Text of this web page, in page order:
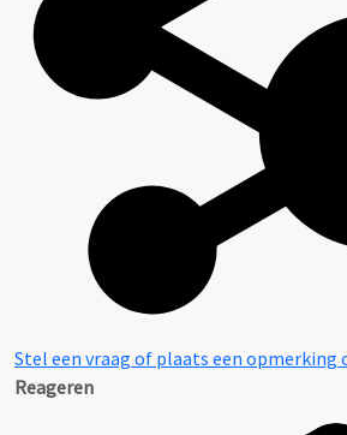
Stel een vraag of plaats een opmerking
Reageren